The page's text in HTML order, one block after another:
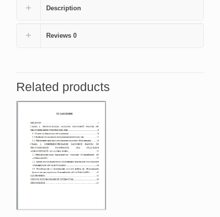
ООО
(Код:
Description
Reviews 0
Related products